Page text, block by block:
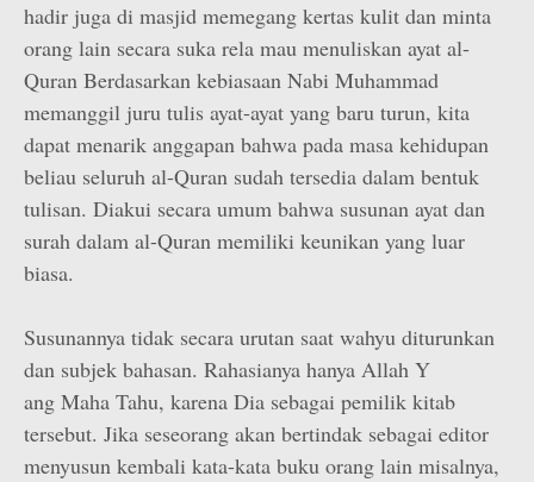
hadir juga di masjid memegang kertas kulit dan minta
orang lain secara suka rela mau menuliskan ayat al-
Quran Berdasarkan kebiasaan Nabi Muhammad
memanggil juru tulis ayat-ayat yang baru turun, kita
dapat menarik anggapan bahwa pada masa kehidupan
beliau seluruh al-Quran sudah tersedia dalam bentuk
tulisan. Diakui secara umum bahwa susunan ayat dan
surah dalam al-Quran memiliki keunikan yang luar
biasa.
Susunannya tidak secara urutan saat wahyu diturunkan
dan subjek bahasan. Rahasianya hanya Allah Y
ang Maha Tahu, karena Dia sebagai pemilik kitab
tersebut. Jika seseorang akan bertindak sebagai editor
menyusun kembali kata-kata buku orang lain misalnya,